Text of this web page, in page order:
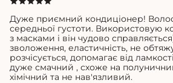
Дуже приємний кондиціонер!
середньої густоти. Використовую
з масками і він чудово
зволоження, еластичність, не
розчісується, допомагає від
дуже смачний , схоже на
хімічний та не нав'язливий.